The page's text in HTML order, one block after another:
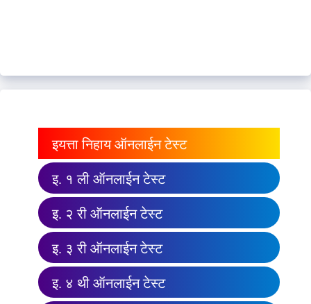
इयत्ता निहाय ऑनलाईन टेस्ट
इ. १ ली ऑनलाईन टेस्ट
इ. २ री ऑनलाईन टेस्ट
इ. ३ री ऑनलाईन टेस्ट
इ. ४ थी ऑनलाईन टेस्ट